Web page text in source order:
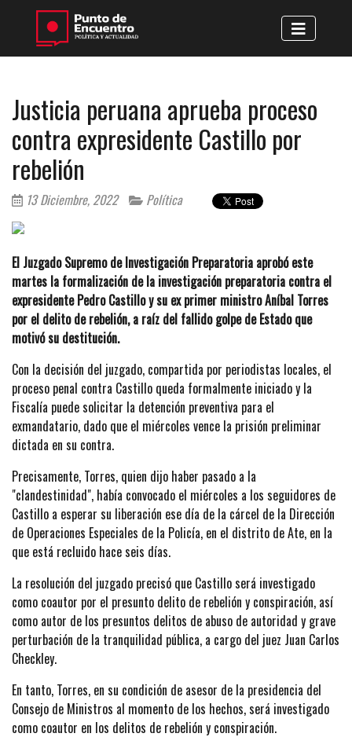
Justicia peruana aprueba proceso
contra expresidente Castillo por
rebelión
13 Diciembre, 2022 Política
El Juzgado Supremo de Investigación Preparatoria aprobó este
martes la formalización de la investigación preparatoria contra el
expresidente Pedro Castillo y su ex primer ministro Aníbal Torres
por el delito de rebelión, a raíz del fallido golpe de Estado que
motivó su destitución.
Con la decisión del juzgado, compartida por periodistas locales, el
proceso penal contra Castillo queda formalmente iniciado y la
Fiscalía puede solicitar la detención preventiva para el
exmandatario, dado que el miércoles vence la prisión preliminar
dictada en su contra.
Precisamente, Torres, quien dijo haber pasado a la
"clandestinidad", había convocado el miércoles a los seguidores de
Castillo a esperar su liberación ese día de la cárcel de la Dirección
de Operaciones Especiales de la Policía, en el distrito de Ate, en la
que está recluido hace seis días.
La resolución del juzgado precisó que Castillo será investigado
como coautor por el presunto delito de rebelión y conspiración, así
como autor de los presuntos delitos de abuso de autoridad y grave
perturbación de la tranquilidad pública, a cargo del juez Juan Carlos
Checkley.
En tanto, Torres, en su condición de asesor de la presidencia del
Consejo de Ministros al momento de los hechos, será investigado
como coautor en los delitos de rebelión y conspiración.